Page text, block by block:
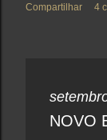
Compartilhar 4
NOVO